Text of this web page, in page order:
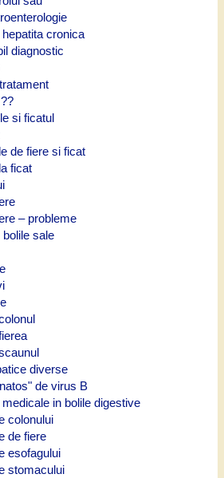
cronica
diagnostic
si ficatul
de fiere si ficat
ficat
– probleme
sale
diverse
de virus B
in bolile digestive
colonului
de fiere
esofagului
stomacului